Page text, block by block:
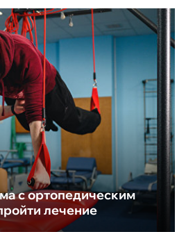
с ортопедическим
лечение